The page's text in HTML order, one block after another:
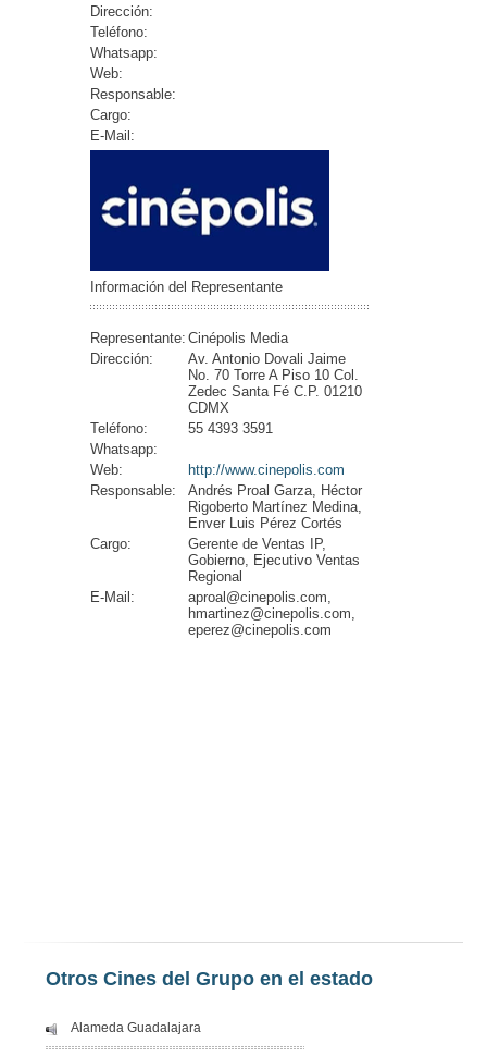
Dirección:
Teléfono:
Whatsapp:
Web:
Responsable:
Cargo:
E-Mail:
Información del Representante
Representante: Cinépolis Media
Dirección:
Av. Antonio Dovali Jaime
No. 70 Torre A Piso 10 Col.
Zedec Santa Fé C.P. 01210
CDMX
Teléfono:
55 4393 3591
Whatsapp:
Web:
http://www.cinepolis.com
Responsable:
Andrés Proal Garza, Héctor
Rigoberto Martínez Medina,
Enver Luis Pérez Cortés
Cargo:
Gerente de Ventas IP,
Gobierno, Ejecutivo Ventas
Regional
E-Mail:
aproal@cinepolis.com,
hmartinez@cinepolis.com,
eperez@cinepolis.com
Otros Cines del Grupo en el estado
Alameda Guadalajara